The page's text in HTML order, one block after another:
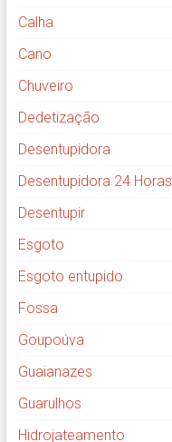
Calha
Cano
Chuveiro
Dedetização
Desentupidora
Desentupidora 24 Horas
Desentupir
Esgoto
Esgoto entupido
Fossa
Goupoúva
Guaianazes
Guarulhos
Hidrojateamento